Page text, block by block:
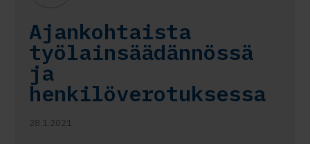
Ajankohtaista
työlainsäädännössä
ja
henkilöverotuksessa
28.1.2021